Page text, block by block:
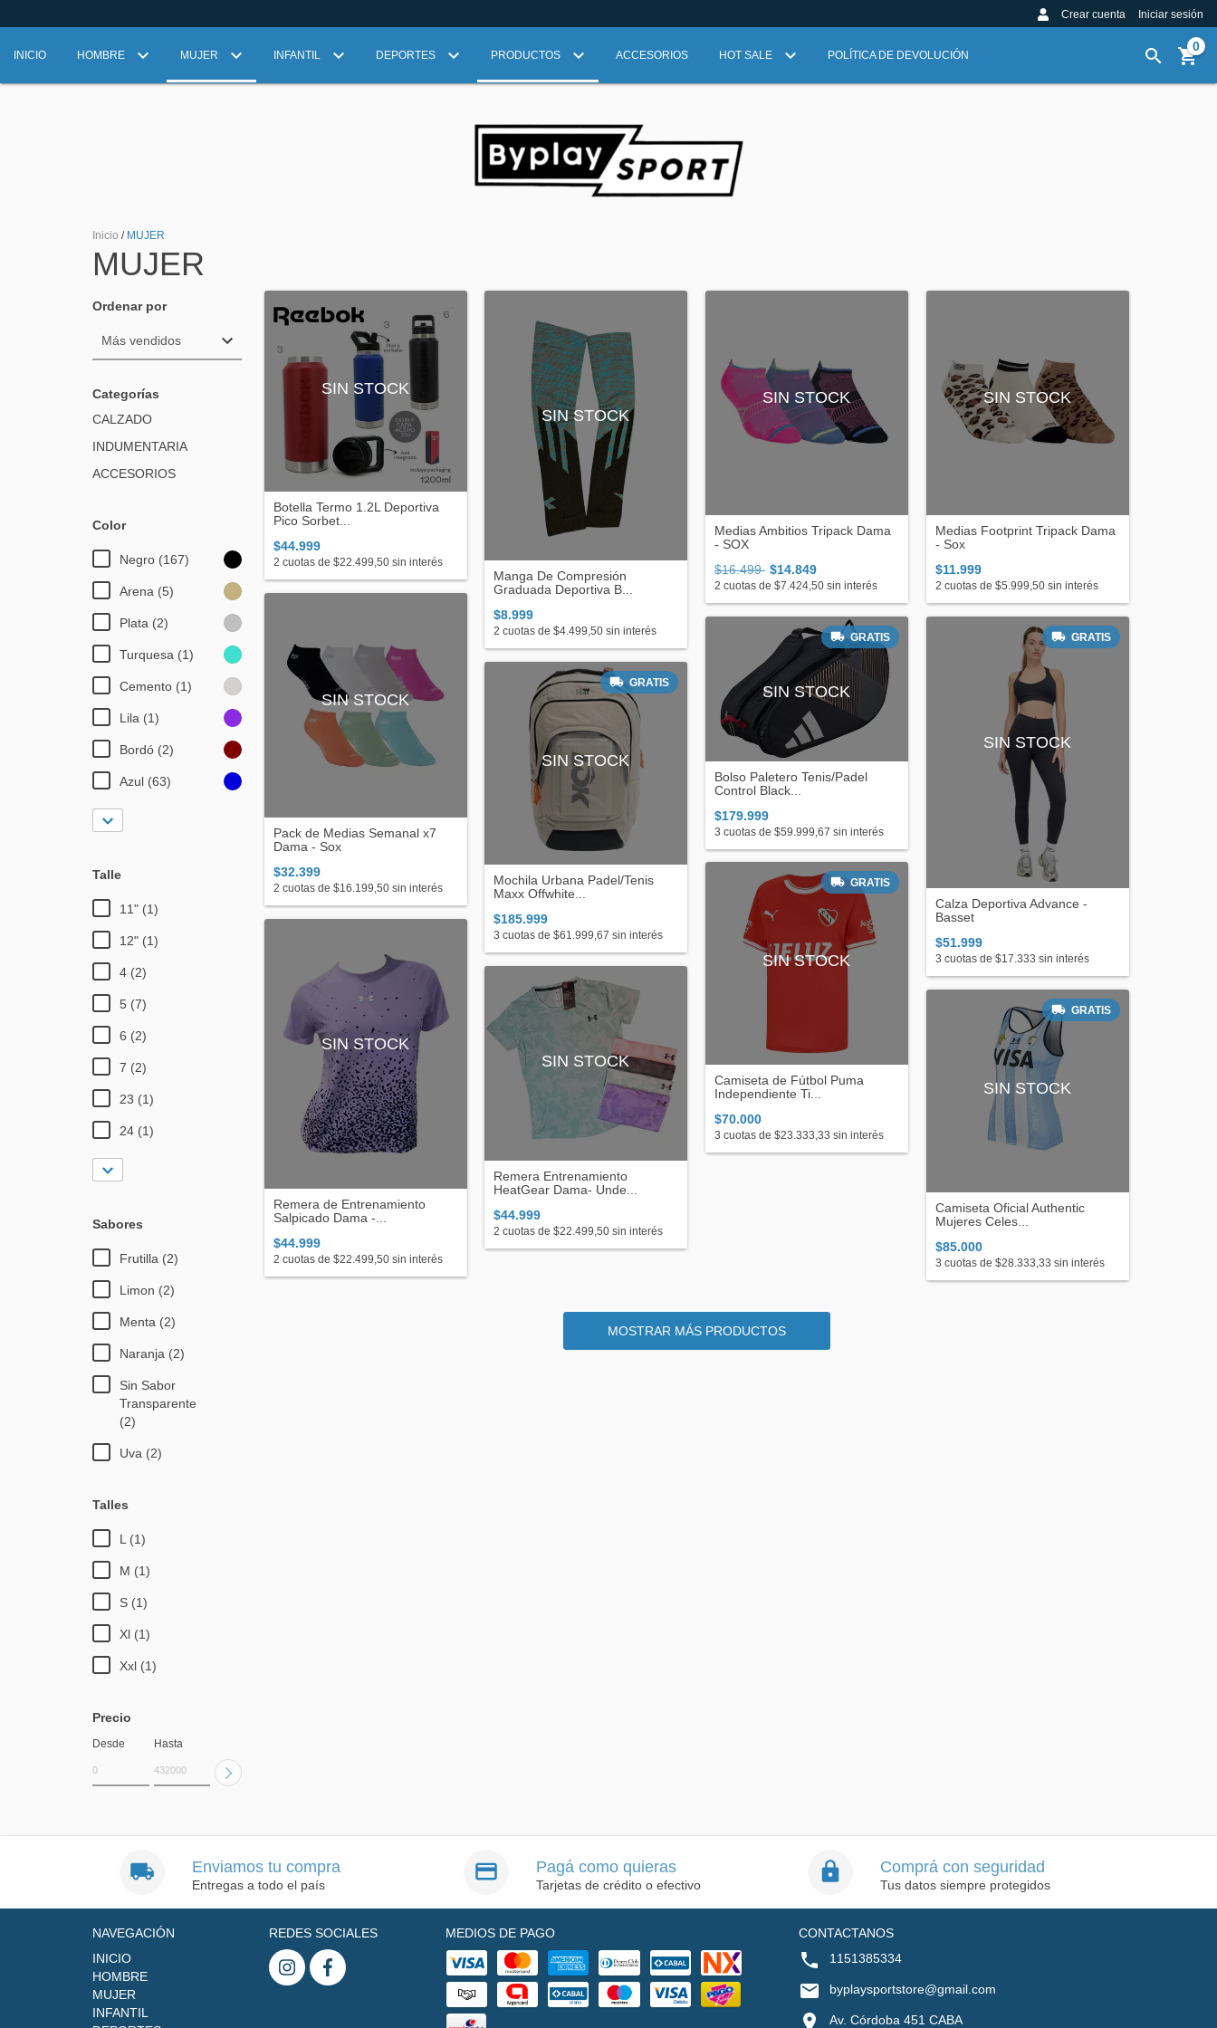
Crear cuenta Iniciar sesión
INICIO HOMBRE MUJER INFANTIL DEPORTES PRODUCTOS ACCESORIOS HOT SALE POLÍTICA DE DEVOLUCIÓN
0
Inicio / MUJER
MUJER
Ordenar por
Categorías
CALZADO
INDUMENTARIA
ACCESORIOS
Color
Negro (167)
Arena (5)
Plata (2)
Turquesa (1)
Cemento (1)
Lila (1)
Bordó (2)
Azul (63)
Talle
11" (1)
12" (1)
4 (2)
5 (7)
6 (2)
7 (2)
23 (1)
24 (1)
Sabores
Frutilla (2)
Limon (2)
Menta (2)
Naranja (2)
Sin Sabor
Transparente
(2)
Uva (2)
Talles
L (1)
M (1)
S (1)
Xl (1)
Xxl (1)
Precio
Desde Hasta
SIN STOCK
Botella Termo 1.2L Deportiva
Pico Sorbet...
$44.999
2 cuotas de $22.499,50 sin interés
SIN STOCK
Manga De Compresión
Graduada Deportiva B...
$8.999
2 cuotas de $4.499,50 sin interés
SIN STOCK
Medias Ambitios Tripack Dama
- SOX
$16.499 $14.849
2 cuotas de $7.424,50 sin interés
SIN STOCK
Medias Footprint Tripack Dama
- Sox
$11.999
2 cuotas de $5.999,50 sin interés
SIN STOCK
Pack de Medias Semanal x7
Dama - Sox
$32.399
2 cuotas de $16.199,50 sin interés
SIN STOCK
GRATIS
Mochila Urbana Padel/Tenis
Maxx Offwhite...
$185.999
3 cuotas de $61.999,67 sin interés
SIN STOCK
GRATIS
Bolso Paletero Tenis/Padel
Control Black...
$179.999
3 cuotas de $59.999,67 sin interés
SIN STOCK
GRATIS
Calza Deportiva Advance -
Basset
$51.999
3 cuotas de $17.333 sin interés
SIN STOCK
Remera de Entrenamiento
Salpicado Dama -...
$44.999
2 cuotas de $22.499,50 sin interés
SIN STOCK
Remera Entrenamiento
HeatGear Dama- Unde...
$44.999
2 cuotas de $22.499,50 sin interés
SIN STOCK
GRATIS
Camiseta de Fútbol Puma
Independiente Ti...
$70.000
3 cuotas de $23.333,33 sin interés
SIN STOCK
GRATIS
Camiseta Oficial Authentic
Mujeres Celes...
$85.000
3 cuotas de $28.333,33 sin interés
MOSTRAR MÁS PRODUCTOS
Enviamos tu compra
Entregas a todo el país
Pagá como quieras
Tarjetas de crédito o efectivo
Comprá con seguridad
Tus datos siempre protegidos
NAVEGACIÓN
INICIO
HOMBRE
MUJER
INFANTIL
REDES SOCIALES MEDIOS DE PAGO
CONTACTANOS
1151385334
byplaysportstore@gmail.com
Av. Córdoba 451 CABA